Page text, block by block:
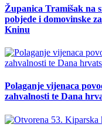
Županica Tramišak na
pobjede i domovinske
Kninu
Polaganje vijenaca
zahvalnosti te Dana